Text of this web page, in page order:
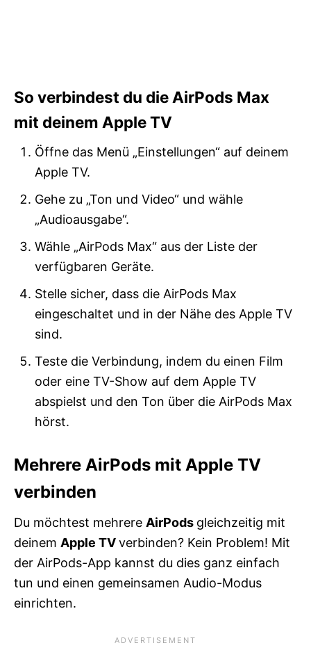
So verbindest du die AirPods Max
mit deinem Apple TV
Öffne das Menü „Einstellungen“ auf deinem
Apple TV.
Gehe zu „Ton und Video“ und wähle
„Audioausgabe“.
Wähle „AirPods Max“ aus der Liste der
verfügbaren Geräte.
Stelle sicher, dass die AirPods Max
eingeschaltet und in der Nähe des Apple TV
sind.
Teste die Verbindung, indem du einen Film
oder eine TV-Show auf dem Apple TV
abspielst und den Ton über die AirPods Max
hörst.
Mehrere AirPods mit Apple TV
verbinden
Du möchtest mehrere AirPods gleichzeitig mit
deinem Apple TVverbinden? Kein Problem! Mit
der AirPods-App kannst du dies ganz einfach
tun und einen gemeinsamen Audio-Modus
einrichten.